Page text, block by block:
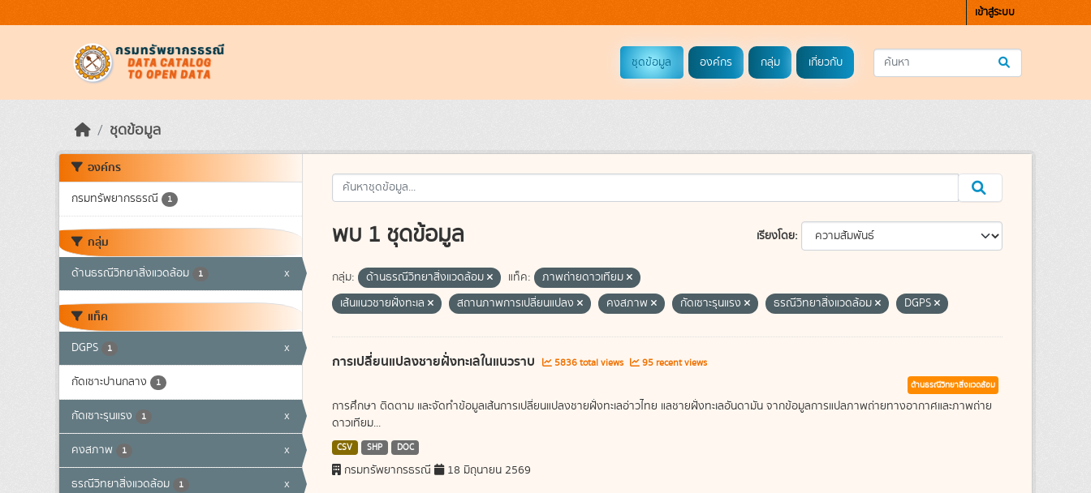
เข้าสู่ระบบ
ชุดข้อมูล องค์กร กลุ่ม เกี่ยวกับ
ชุดข้อมูล
องค์กร
กรมทรัพยากรธรณี 1
กลุ่ม
ด้านธรณีวิทยาสิ่งแวดล้อม 1 x
แท็ค
DGPS 1 x
กัดเซาะปานกลาง 1
กัดเซาะรุนแรง 1 x
คงสภาพ 1 x
ธรณีวิทยาสิ่งแวดล้อม 1 x
เรียงโดย
พบ 1 ชุดข้อมูล
กลุ่ม: ด้านธรณีวิทยาสิ่งแวดล้อม แท็ค:
ภาพถ่ายดาวเทียม
เส้นแนวชายฝั่งทะเล
สถานภาพการเปลี่ยนแปลง คงสภาพ กัดเซาะรุนแรง ธรณีวิทยาสิ่งแวดล้อม DGPS
การเปลี่ยนแปลงชายฝั่งทะเลในแนวราบ 5836 total views 95 recent views
ด้านธรณีวิทยาสิ่งแวดล้อม
การศึกษา ติดตาม และจัดทำข้อมูลเส้นการเปลี่ยนแปลงชายฝั่งทะเลอ่าวไทย แลชายฝั่งทะเลอันดามัน จากข้อมูลการแปลภาพถ่ายทางอากาศและภาพถ่าย
ดาวเทียม...
CSV SHP DOC
กรมทรัพยากรธรณี 18 มิถุนายน 2569